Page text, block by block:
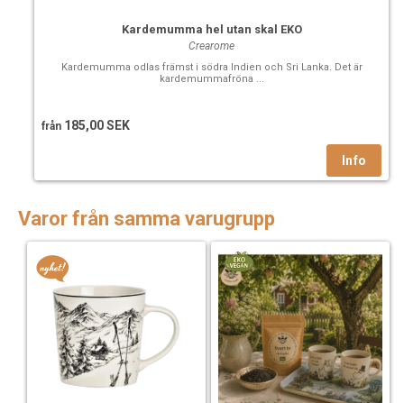
Kardemumma hel utan skal EKO
Crearome
Kardemumma odlas främst i södra Indien och Sri Lanka. Det är
kardemummafröna ...
från 185,00 SEK
Varor från samma varugrupp